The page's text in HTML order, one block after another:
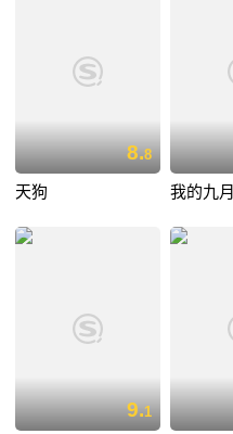
8.8
天狗 我的九月
9.1